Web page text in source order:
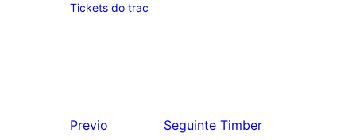
Tickets do trac
Previo
Seguinte Timber